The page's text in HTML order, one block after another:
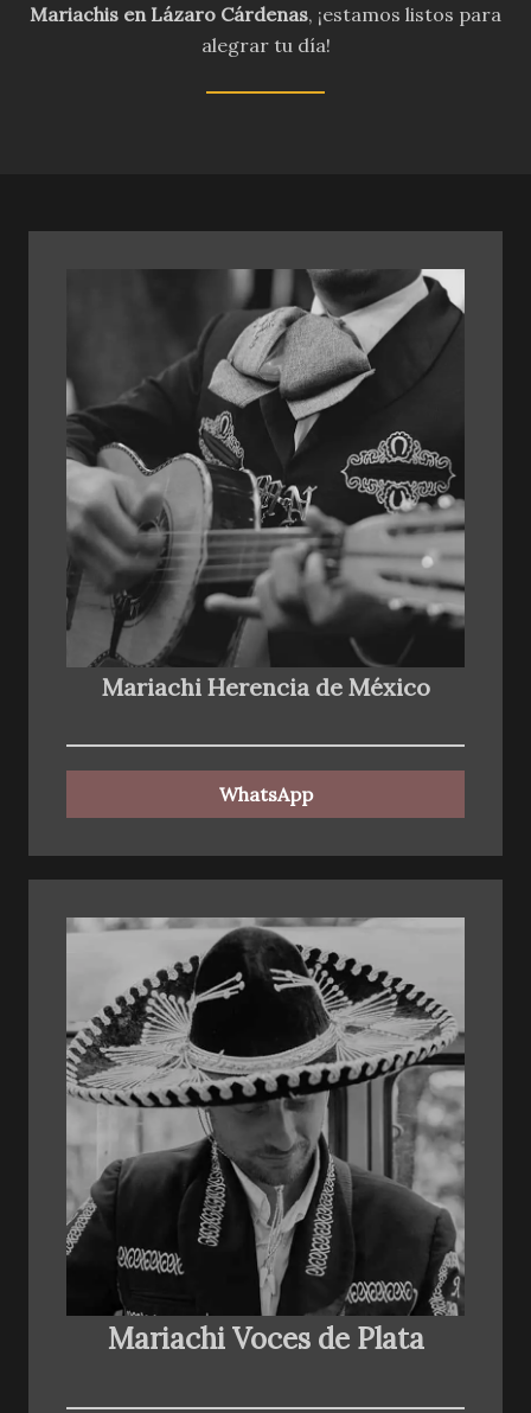
Mariachis en Lázaro Cárdenas, ¡estamos listos para
alegrar tu día!
Mariachi Herencia de México
WhatsApp
Mariachi Voces de Plata